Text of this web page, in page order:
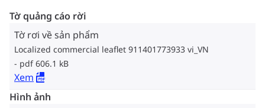
Tờ quảng cáo rời
Tờ rơi về sản phẩm
Localized commercial leaflet 911401773933 vi_VN
pdf 606.1 kB
Xem
Hình ảnh